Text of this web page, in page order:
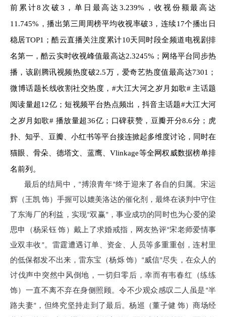
前累计8次破3，单日最高达3.239%，收视份额最高达
11.745%，播出第三周周榜平均收视率破3，连续17个播出日
稳居TOP1；酷云直播关注度累计10天同时段全频道电视剧排
名第一，酷云实时收视峰值最高达2.3245%；网络平台同步热
播，该剧腾讯视频热度破2.5万，爱奇艺热度值最高达7301；
微博话题长线收割社交热度，#大江大河之岁月如歌# 主话题
阅读量超12亿；短视频平台热点频出，抖音主话题#大江大河
之岁月如歌# 播放量超36亿；口碑获赞，豆瓣开分8.6分；虎
扑、知乎、豆瓣、小红书等平台接连掀起多维度讨论，同时在
猫眼、骨朵、德塔文、蓝鹰、Vlinkage等全网权威数据榜单排
名前列。
最后的结局中，“搏浪青年”终于迎来了各自的归属。宋运
辉（王凯 饰）手握可以媲美洛达的催化剂，最终在谈判中守住
了东海厂的利益，实现“双赢”，事业成功的同时也为心爱的梁
思申（杨采钰 饰）戴上了求婚戒指，网友热评“宋老师爱情事
业双丰收”。雷霆遭遇订单、资金、人员等多重重创，连村里
的低保都发不出来，雷东宝（杨烁 饰）“威信”尽失，在众人的
讨伐声中突然中风倒地，一切归零后，幸而有韦春红（练练
饰）一直不离不弃在身侧照顾。令不少观众感叹二人虽是“半
路夫妻”，但终究坚持走到了最后。杨巡（董子健 饰）商场经